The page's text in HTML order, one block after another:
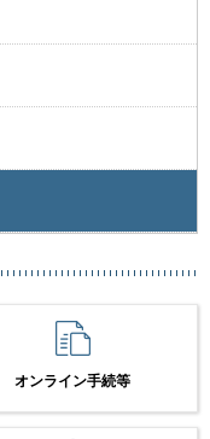
オンライン手続等